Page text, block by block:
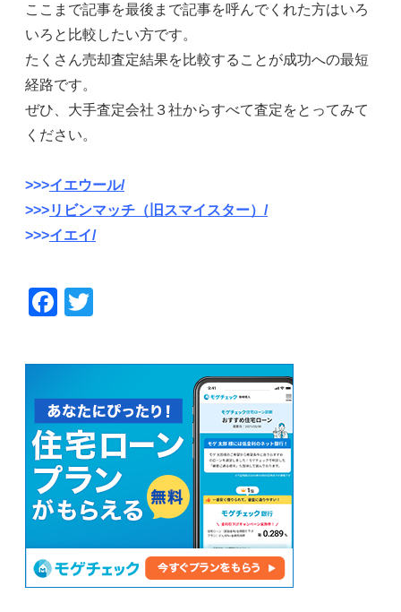
ここまで記事を最後まで記事を呼んでくれた方はいろ
いろと比較したい方です。
たくさん売却査定結果を比較することが成功への最短
経路です。
ぜひ、大手査定会社３社からすべて査定をとってみて
ください。
>>>イエウール/
>>>リビンマッチ（旧スマイスター）/
>>>イエイ/
F
c
b
o
o
k
tt